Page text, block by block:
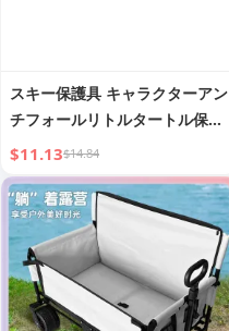
スキー保護具 キャラクターアン
チフォールリトルタートル保護
ヒップクッションベニヤローラ
ースケートスーツ大人用バット
スケートシートクッションキッ
ズ
$11.13$14.84